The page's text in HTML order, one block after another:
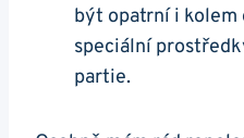
být opatrní i kolem
speciální
partie.